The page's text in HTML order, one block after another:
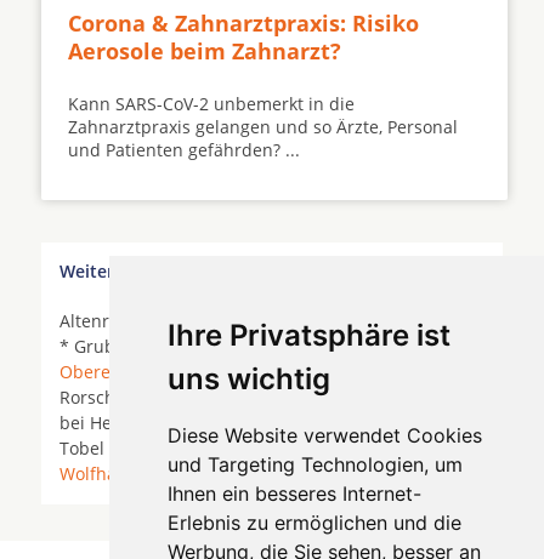
Ihre Privatsphäre ist
uns wichtig
Diese Website verwendet Cookies
und Targeting Technologien, um
Ihnen ein besseres Internet-
Erlebnis zu ermöglichen und die
Werbung, die Sie sehen, besser an
Corona & Zahnarztpraxis: Risiko
Aerosole beim Zahnarzt?
Kann SARS-CoV-2 unbemerkt in die
Zahnarztpraxis gelangen und so Ärzte, Personal
und Patienten gefährden? ...
Weitere Orte in der Nähe von Staad SG
Altenrhein * Buechen bei Staad * Gaißau *
Goldach
* Grub *
Grub AR * Heiden *Horn*Lutzenberg
Oberegg
Rheineck *Rorschach*
Rorschacherberg * Schachen bei Reute
bei Heiden * Staad *Staad SG Steinach *Thal *
Tobel *
Walzenhausen*Wienacht-Tobel*
Wolfhalden